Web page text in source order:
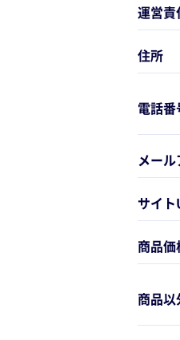
運営責
住所
電話番
メー
サイト
商品価
商品